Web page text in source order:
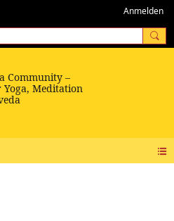
Anmelden